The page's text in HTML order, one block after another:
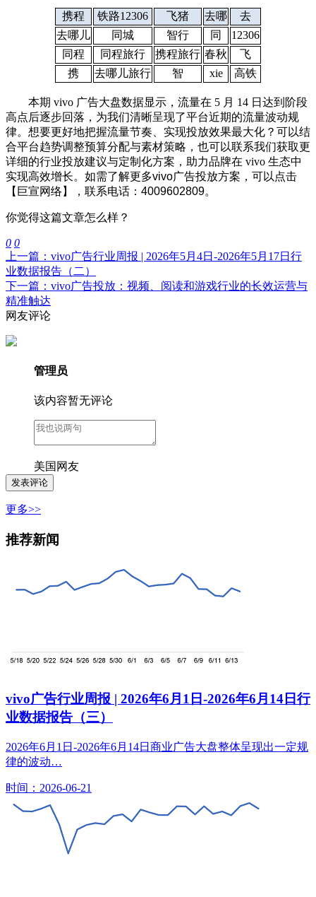
携程 铁路12306 飞猪 去哪
去
去哪儿
同城 智行 同
12306
同程
同程旅行 携程旅行 春秋
飞
携
去哪儿旅行 智 xie 高铁
本期 vivo 广告大盘数据显示，流量在 5 月 14 日达到阶段
高点后逐步回落，为我们清晰呈现了平台近期的流量波动规
律。想要更好地把握流量节奏、实现投放效果最大化？可以结
合平台趋势调整预算分配与素材策略，也可以联系我们获取更
详细的行业投放建议与定制化方案，助力品牌在 vivo 生态中
实现高效增长。 如需了解更多vivo广告投放方案，可以点击
【巨宣网络】，联系电话：4009602809。
你觉得这篇文章怎么样？
0 0
上一篇：vivo广告行业周报 | 2026年5月4日-2026年5月17日行
业数据报告（二）
下一篇：vivo广告投放：视频、阅读和游戏行业的长效运营与
精准触达
网友评论
管理员
该内容暂无评论
美国网友
更多>>
推荐新闻
vivo广告行业周报 | 2026年6月1日-2026年6月14日行
业数据报告（三）
2026年6月1日-2026年6月14日商业广告大盘整体呈现出一定规
律的波动…
时间：2026-06-21